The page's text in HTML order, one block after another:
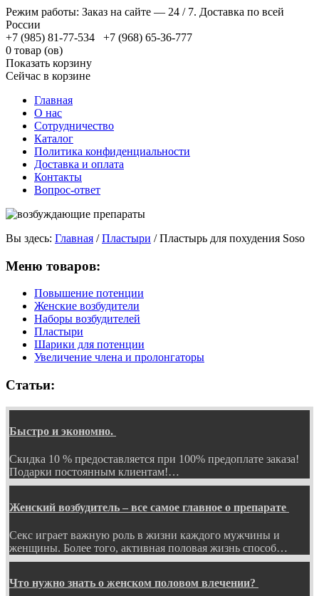
Режим работы: Заказ на сайте — 24 / 7. Доставка по всей
России
+7 (985) 81-77-534 +7 (968) 65-36-777
0 товар (ов)
Показать корзину
Сейчас в корзине
Главная
О нас
Сотрудничество
Каталог
Политика конфиденциальности
Доставка и оплата
Контакты
Вопрос-ответ
Вы здесь: Главная /Пластыри /Пластырь для похудения Soso
Меню товаров:
Повышение потенции
Женские возбудители
Наборы возбудителей
Пластыри
Шарики для потенции
Увеличение члена и пролонгаторы
Статьи:
Быстро и экономно.
Скидка 10 % предоставляется при 100% предоплате заказа!
Подарки постоянным клиентам!…
Женский возбудитель – все самое главное о препарате
Секс играет важную роль в жизни каждого мужчины и
женщины. Более того, активная половая жизнь способ…
Что нужно знать о женском половом влечении?